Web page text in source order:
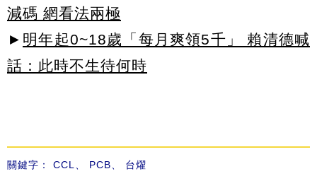
減碼 網看法兩極
► 明年起0~18歲「每月爽領5千」 賴清德喊
話：此時不生待何時
關鍵字： CCL PCB 台燿